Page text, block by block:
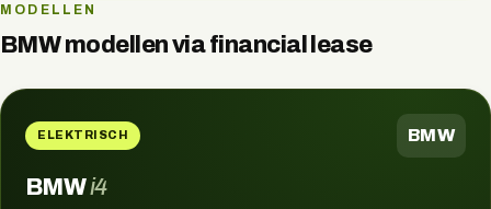
MODELLEN
BMWmodellen viafinancial lease
ELEKTRISCH BMW
BMWi4